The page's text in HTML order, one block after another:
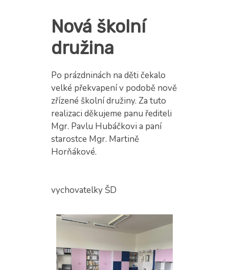
Nová školní
družina
Po prázdninách na děti čekalo
velké překvapení v podobě nově
zřízené školní družiny. Za tuto
realizaci děkujeme panu řediteli
Mgr. Pavlu Hubáčkovi a paní
starostce Mgr. Martině
Horňákové.
vychovatelky ŠD